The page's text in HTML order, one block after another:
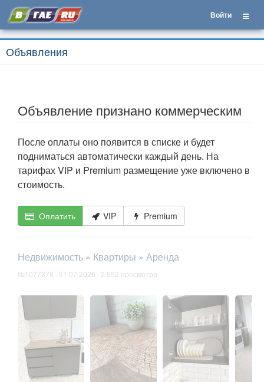
Войти
Объявления
Объявление признано коммерческим
После оплаты оно появится в списке и будет
подниматься автоматически каждый день. На
тарифах VIP и Premium размещение уже включено в
стоимость.
Оплатить VIP Premium
Недвижимость » Квартиры » Аренда
№1077376 · 31.07.2026 · 2 552 просмотра